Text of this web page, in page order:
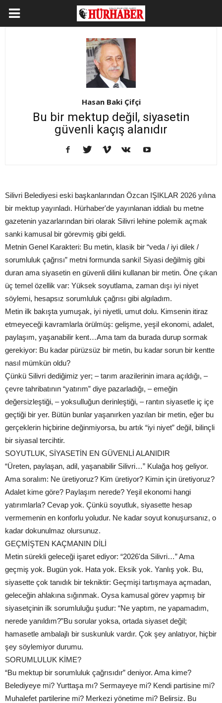
Hasan Baki Çifçi
Bu bir mektup değil, siyasetin
güvenli kaçış alanıdır
Silivri Belediyesi eski başkanlarından Özcan IŞIKLAR 2026 yılına
bir mektup yayınladı. Hürhaber'de yayınlanan iddialı bu metne
gazetenin yazarlarından biri olarak Silivri lehine polemik açmak
sanki kamusal bir görevmiş gibi geldi.
Metnin Genel Karakteri: Bu metin, klasik bir “veda / iyi dilek /
sorumluluk çağrısı” metni formunda sanki! Siyasi değilmiş gibi
duran ama siyasetin en güvenli dilini kullanan bir metin. Öne çıkan
üç temel özellik var: Yüksek soyutlama, zaman dışı iyi niyet
söylemi, hesapsız sorumluluk çağrısı gibi algıladım.
Metin ilk bakışta yumuşak, iyi niyetli, umut dolu. Kimsenin itiraz
etmeyeceği kavramlarla örülmüş: gelişme, yeşil ekonomi, adalet,
paylaşım, yaşanabilir kent…Ama tam da burada durup sormak
gerekiyor: Bu kadar pürüzsüz bir metin, bu kadar sorun bir kentte
nasıl mümkün oldu?
Çünkü Silivri dediğimiz yer; – tarım arazilerinin imara açıldığı, –
çevre tahribatının “yatırım” diye pazarladığı, – emeğin
değersizleştiği, – yoksulluğun derinleştiği, – rantın siyasetle iç içe
geçtiği bir yer. Bütün bunlar yaşanırken yazılan bir metin, eğer bu
gerçeklerin hiçbirine değinmiyorsa, bu artık “iyi niyet” değil, bilinçli
bir siyasal tercihtir.
SOYUTLUK, SİYASETİN EN GÜVENLİ ALANIDIR
“Üreten, paylaşan, adil, yaşanabilir Silivri…” Kulağa hoş geliyor.
Ama soralım: Ne üretiyoruz? Kim üretiyor? Kimin için üretiyoruz?
Adalet kime göre? Paylaşım nerede? Yeşil ekonomi hangi
yatırımlarla? Cevap yok. Çünkü soyutluk, siyasette hesap
vermemenin en konforlu yoludur. Ne kadar soyut konuşursanız, o
kadar dokunulmaz olursunuz.
GEÇMİŞTEN KAÇMANIN DİLİ
Metin sürekli geleceği işaret ediyor: “2026'da Silivri…” Ama
geçmiş yok. Bugün yok. Hata yok. Eksik yok. Yanlış yok. Bu,
siyasette çok tanıdık bir tekniktir: Geçmişi tartışmaya açmadan,
geleceğin ahlakına sığınmak. Oysa kamusal görev yapmış bir
siyasetçinin ilk sorumluluğu şudur: “Ne yaptım, ne yapamadım,
nerede yanıldım?”Bu sorular yoksa, ortada siyaset değil;
hamasetle ambalajlı bir suskunluk vardır. Çok şey anlatıyor, hiçbir
şey söylemiyor durumu.
SORUMLULUK KİME?
“Bu mektup bir sorumluluk çağrısıdır” deniyor. Ama kime?
Belediyeye mi? Yurttaşa mı? Sermayeye mi? Kendi partisine mi?
Muhalefet partilerine mi? Merkezi yönetime mi? Belirsiz. Bu